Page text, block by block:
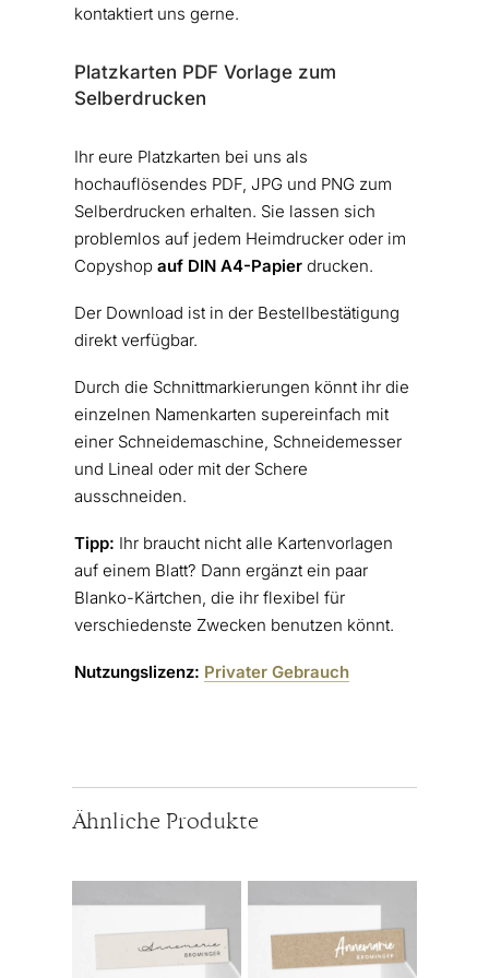
kontaktiert uns gerne.
Platzkarten PDF Vorlage zum
Selberdrucken
Ihr eure Platzkarten bei uns als
hochauflösendes PDF, JPG und PNG zum
Selberdrucken erhalten. Sie lassen sich
problemlos auf jedem Heimdrucker oder im
Copyshop auf DIN A4-Papier drucken.
Der Download ist in der Bestellbestätigung
direkt verfügbar.
Durch die Schnittmarkierungen könnt ihr die
einzelnen Namenkarten supereinfach mit
einer Schneidemaschine, Schneidemesser
und Lineal oder mit der Schere
ausschneiden.
Tipp: Ihr braucht nicht alle Kartenvorlagen
auf einem Blatt? Dann ergänzt ein paar
Blanko-Kärtchen, die ihr flexibel für
verschiedenste Zwecken benutzen könnt.
Nutzungslizenz: Privater Gebrauch
Ähnliche Produkte
weist
weist
mehrere